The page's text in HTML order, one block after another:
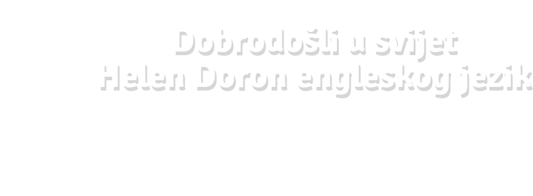
Dobrodošli u svijet
Helen Doron engleskog jezik